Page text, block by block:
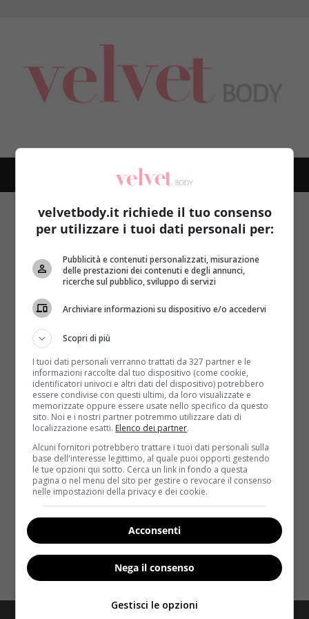
Home stile di vita attivo
Fitness
Movimento quotidiano: il NEAT e le piccole
abitudini che contano
Redazione Velvet 2 Luglio 2026
Scopri cos'è il NEAT attività quotidiana e come
aumentare il movimento quotidiano senza palestra.
Guida pratica con...
Disclaimer
velvetbody.it richiede il tuo consenso
per utilizzare i tuoi dati personali per:
Pubblicità e contenuti personalizzati, misurazione
delle prestazioni dei contenuti e degli annunci,
ricerche sul pubblico, sviluppo di servizi
Archiviare informazioni su dispositivo e/o accedervi
Scopri di più
I tuoi dati personali verranno trattati da 327 partner e le
informazioni raccolte dal tuo dispositivo (come cookie,
identificatori univoci e altri dati del dispositivo) potrebbero
essere condivise con questi ultimi, da loro visualizzate e
memorizzate oppure essere usate nello specifico da questo
sito. Noi e i nostri partner potremmo utilizzare dati di
localizzazione esatti. Elenco dei partner.
Alcuni fornitori potrebbero trattare i tuoi dati personali sulla
base dell'interesse legittimo, al quale puoi opporti gestendo
le tue opzioni qui sotto. Cerca un link in fondo a questa
pagina o nel menu del sito per gestire o revocare il consenso
nelle impostazioni della privacy e dei cookie.
Acconsenti
Nega il consenso
Gestisci le opzioni